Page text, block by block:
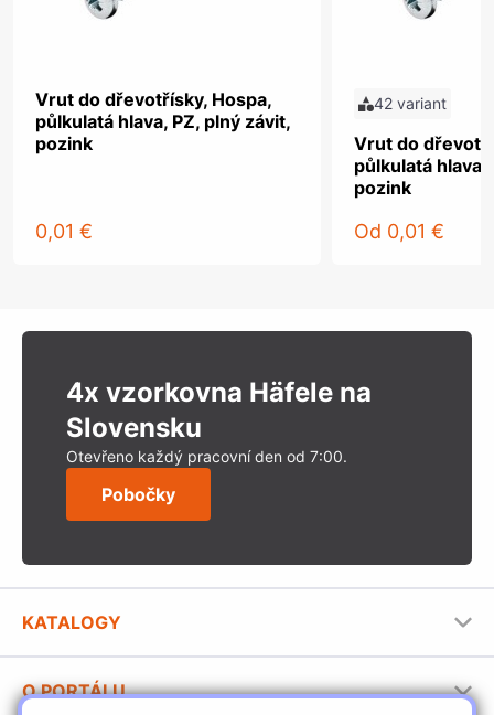
Vrut do dřevotřísky, Hospa,
půlkulatá hlava, PZ, plný závit,
pozink
0,01 €
42 variant
Vrut do
půlkulatá hlava,
pozink
Od 0,01 €
4x vzorkovna Häfele na
Slovensku
Otevřeno každý pracovní den od 7:00.
Pobočky
KATALOGY
Stavební katalog Häfele
O PORTÁLU